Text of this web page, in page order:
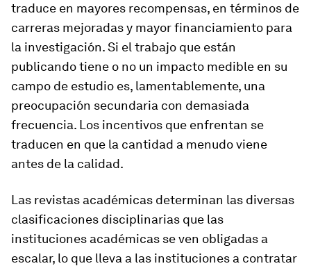
traduce en mayores recompensas, en términos de
carreras mejoradas y mayor financiamiento para
la investigación. Si el trabajo que están
publicando tiene o no un impacto medible en su
campo de estudio es, lamentablemente, una
preocupación secundaria con demasiada
frecuencia. Los incentivos que enfrentan se
traducen en que la cantidad a menudo viene
antes de la calidad.
Las revistas académicas determinan las diversas
clasificaciones disciplinarias que las
instituciones académicas se ven obligadas a
escalar, lo que lleva a las instituciones a contratar